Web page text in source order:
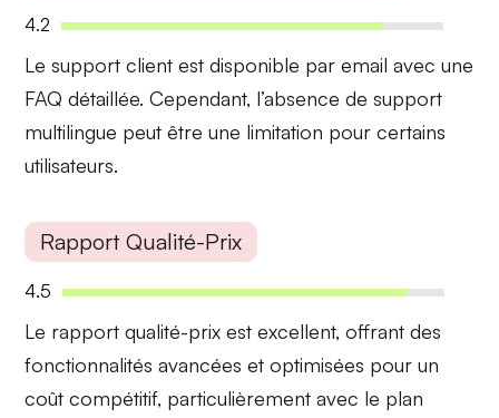
4.2
Lesupport client est disponible par email avec une
FAQ détaillée. Cependant, l’absence de support
multilingue peut être une limitation pour certains
utilisateurs.
Rapport Qualité-Prix
4.5
Le rapport qualité-prix est excellent, offrant des
fonctionnalités avancées et optimisées pour un
coût compétitif, particulièrement avec le plan